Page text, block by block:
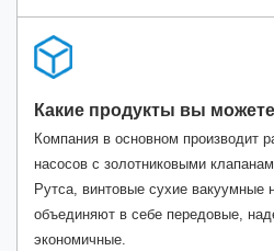
Какие продукты вы
Компания в основном производит
насосов с золотниковыми
Рутса, винтовые сухие вакуумные
объединяют в себе передовые,
экономичные.